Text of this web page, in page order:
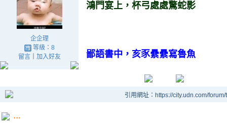
企企理
等級：8
留言｜ 加入好友
鴻門宴上 ， 杯弓處處驚蛇影
鄙語書中，亥豕纍纍寫魯魚
引用網址：https://city.udn.com/
…